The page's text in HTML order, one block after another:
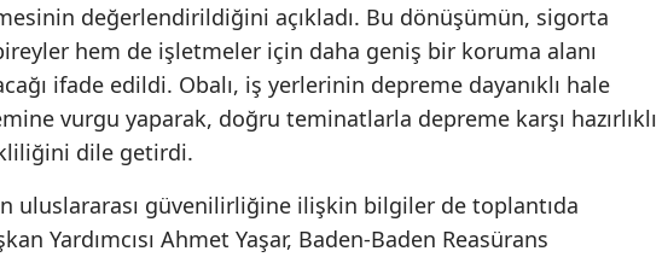
Trabzon
Tunceli
Uşak
değerlendirildiğini açıkladı. Bu dönüşümün, sigorta
hem de işletmeler için daha geniş bir koruma alanı
ifade edildi. Obalı, iş yerlerinin depreme dayanıklı hale
vurgu yaparak, doğru teminatlarla depreme karşı hazırlıklı
dile getirdi.
uluslararası güvenilirliğine ilişkin bilgiler de toplantıda
Yardımcısı Ahmet Yaşar, Baden-Baden Reasürans